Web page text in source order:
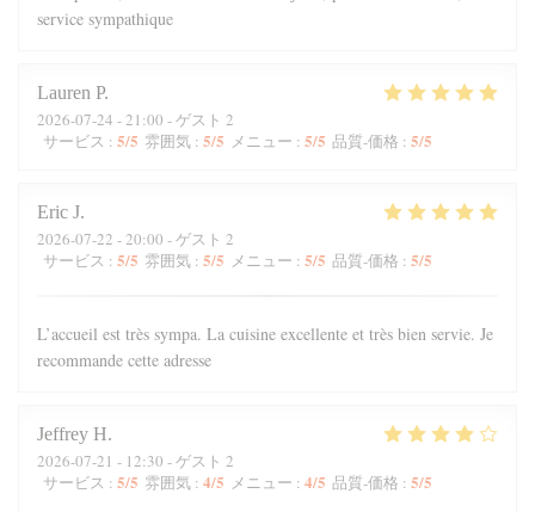
service sympathique
Lauren P
2026-07-24 - 21:00 - ゲスト 2
サービス : 5/5 雰囲気 : 5/5 メニュー : 5/5 品質-価格 : 5/5
Eric J
2026-07-22 - 20:00 - ゲスト 2
サービス : 5/5 雰囲気 : 5/5 メニュー : 5/5 品質-価格 : 5/5
L’accueil est très sympa. La cuisine excellente et très bien servie. Je
recommande cette adresse
Jeffrey H
2026-07-21 - 12:30 - ゲスト 2
サービス : 5/5 雰囲気 : 4/5 メニュー : 4/5 品質-価格 : 5/5